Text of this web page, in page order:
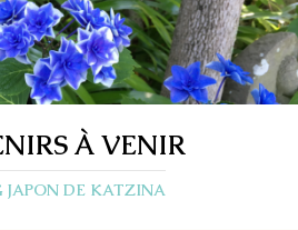
À VENIR
JAPON DE KATZINA